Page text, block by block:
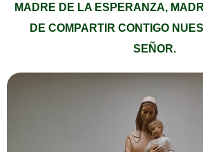
MADRE DE LA ESPERANZA,
DE COMPARTIR CONTIGO
SEÑOR.